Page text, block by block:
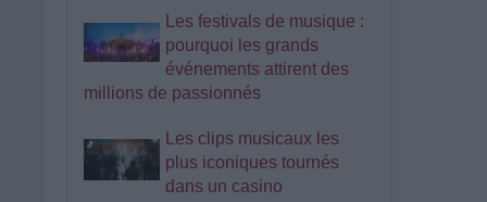
Les festivals de musique :
pourquoi les grands
événements attirent des
millions de passionnés
Les clips musicaux les
plus iconiques tournés
dans un casino